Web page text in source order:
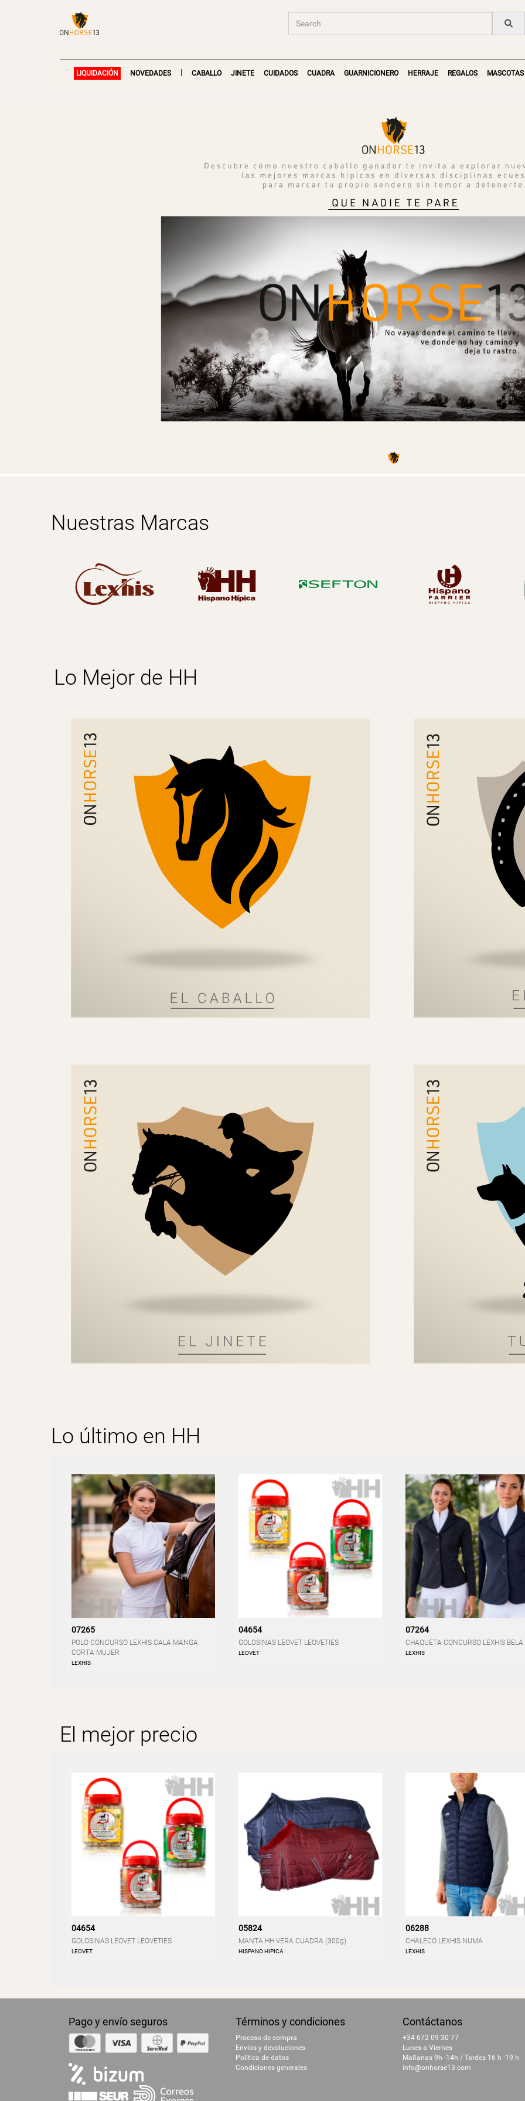
LIQUIDACIÓN NOVEDADES | CABALLO JINETE CUIDADOS CUADRA GUARNICIONERO HERRAJE REGALOS MASCOTAS
Nuestras Marcas
Lo Mejor de HH
Lo último en HH
07265
POLO CONCURSO LEXHIS CALA MANGA
CORTA MUJER
LEXHIS
04654
GOLOSINAS LEOVET LEOVETIES
LEOVET
07264
CHAQUETA CONCURSO LEXHIS BELA
LEXHIS
El mejor precio
04654
GOLOSINAS LEOVET LEOVETIES
LEOVET
05824
MANTA HH VERA CUADRA (300g)
HISPANO HIPICA
06288
CHALECO LEXHIS NUMA
LEXHIS
Pago y envío seguros Términos y condiciones
Proceso de compra
Envíos y devoluciones
Política de datos
Condiciones generales
Contáctanos
+34 672 09 30 77
Lunes a Viernes
Mañanas 9h -14h / Tardes 16 h -19 h
info@onhorse13.com